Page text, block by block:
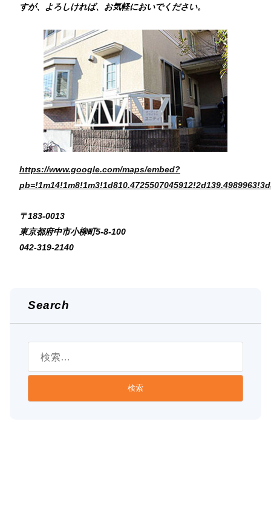
すが、よろしければ、お気軽においでください。
https://www.google.com/maps/embed?
〒183-0013
東京都府中市小柳町5-8-100
042-319-2140
Search